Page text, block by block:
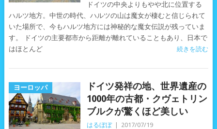
ドイツの中央よりもやや北に位置する
ハルツ地方。中世の時代、ハルツの山は魔女が棲むと信じられて
いた場所で、今もハルツ地方には神秘的な魔女伝説が残っていま
す。 ドイツの主要都市から距離が離れていることもあり、日本で
はほとんど
続きを読む
ヨーロッパ
ドイツ発祥の地、世界遺産の
1000年の古都・クヴェトリン
ブルクが驚くほど美しい
はるぼぼ 2017/07/19